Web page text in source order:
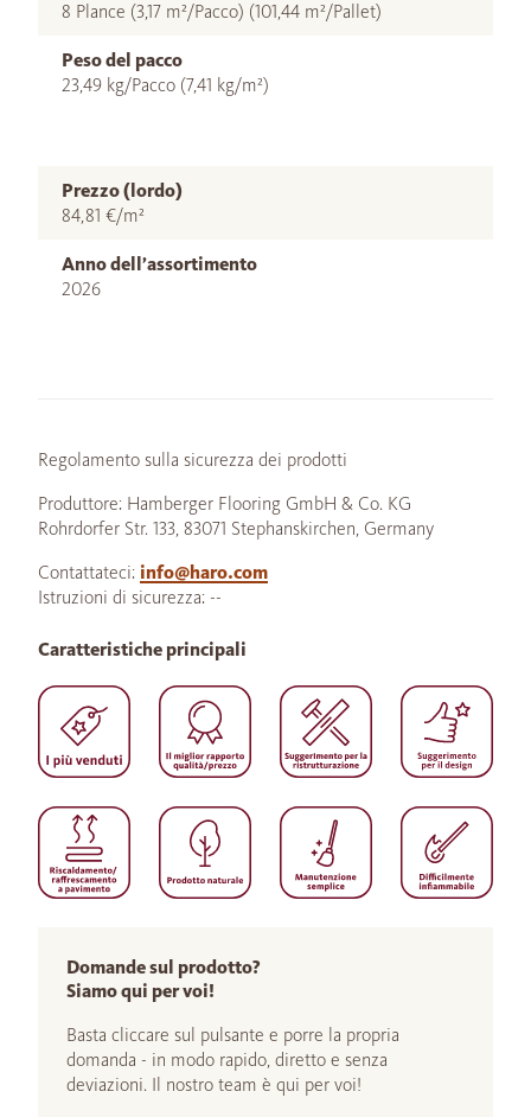
8 Plance (3,17 m²/Pacco) (101,44 m²/Pallet)
Peso del pacco
23,49 kg/Pacco (7,41 kg/m²)
Prezzo (lordo)
84,81 €/m²
Anno dell’assortimento
2026
Regolamento sulla sicurezza dei prodotti
Produttore: Hamberger Flooring GmbH & Co. KG
Rohrdorfer Str. 133, 83071 Stephanskirchen, Germany
Contattateci: info@haro.com
Istruzioni di sicurezza: --
Domande sul prodotto?
Siamo qui per voi!
Basta cliccare sul pulsante e porre la propria
domanda - in modo rapido, diretto e senza
deviazioni. Il nostro team è qui per voi!
Caratteristiche principali